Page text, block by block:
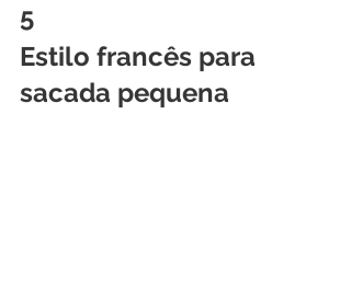
5
Estilo francês para
sacada pequena